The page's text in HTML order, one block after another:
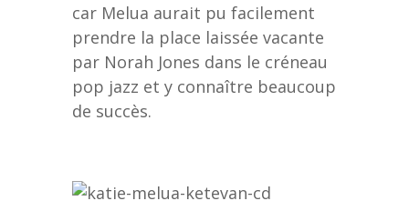
car Melua aurait pu facilement
prendre la place laissée vacante
par Norah Jones dans le créneau
pop jazz et y connaître beaucoup
de succès.